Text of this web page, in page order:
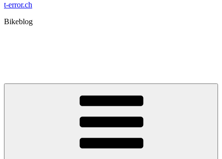
t-error.ch
Bikeblog